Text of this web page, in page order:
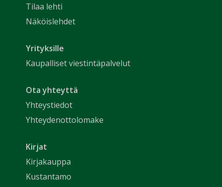
Tilaa lehti
Näköislehdet
Yrityksille
Kaupalliset viestintäpalvelut
Ota yhteyttä
Yhteystiedot
Yhteydenottolomake
Kirjat
Kirjakauppa
Kustantamo